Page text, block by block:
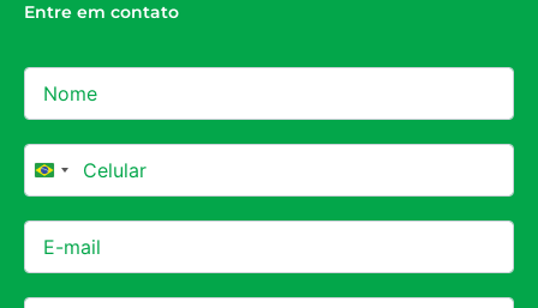
Entre em contato
Brazil +55